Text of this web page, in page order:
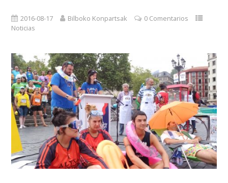
2016-08-17 Bilboko Konpartsak
0 Comentarios
Noticias